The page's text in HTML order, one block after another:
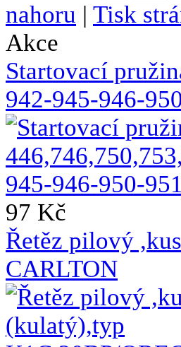
nahoru | Tisk
Akce
Startovací
942-945-946-
97 Kč
Řetěz pilový
CARLTON